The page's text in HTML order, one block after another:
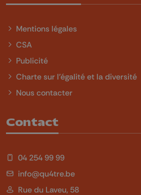
Mentions légales
CSA
Publicité
Charte sur l'égalité et la diversité
Nous contacter
Contact
04 254 99 99
info@qu4tre.be
Rue du Laveu, 58